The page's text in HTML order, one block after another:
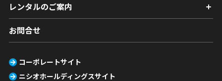
レンタルのご案内
お問合せ
コーポレートサイト
ニシオホールディングスサイト